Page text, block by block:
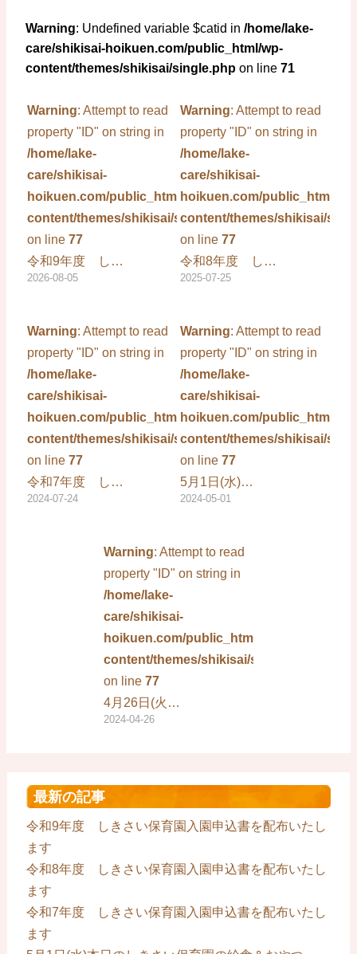
Warning: Undefined variable $catid in /home/lake-
care/shikisai-hoikuen.com/public_html/wp-
content/themes/shikisai/single.php on line 71
Warning: Attempt to read
property "ID" on string in
/home/lake-
care/shikisai-
hoikuen.com/public_html/wp-
content/themes/shikisai/single.php
on line 77
令和9年度 し…
2026-08-05
Warning: Attempt to read
property "ID" on string in
/home/lake-
care/shikisai-
hoikuen.com/public_html/wp-
content/themes/shikisai/
on line 77
令和8年度 し…
2025-07-25
Warning: Attempt to read
property "ID" on string in
/home/lake-
care/shikisai-
hoikuen.com/public_html/wp-
content/themes/shikisai/single.php
on line 77
令和7年度 し…
2024-07-24
Warning: Attempt to read
property "ID" on string in
/home/lake-
care/shikisai-
hoikuen.com/public_html/wp-
content/themes/shikisai/
on line 77
5月1日(水)…
2024-05-01
Warning: Attempt to read
property "ID" on string in
/home/lake-
care/shikisai-
hoikuen.com/public_html/wp-
content/themes/shikisai/single.php
on line 77
4月26日(火…
2024-04-26
最新の記事
令和9年度 しきさい保育園入園申込書を配布いたし
ます
令和8年度 しきさい保育園入園申込書を配布いたし
ます
令和7年度 しきさい保育園入園申込書を配布いたし
ます